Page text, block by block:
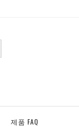
제품 FAQ